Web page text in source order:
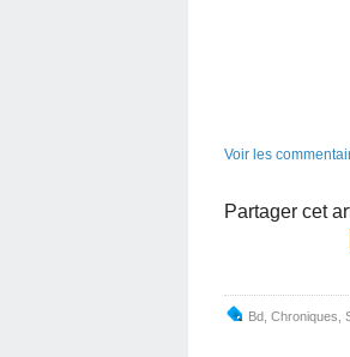
Voir les
Partager cet
Bd, Chroniques,